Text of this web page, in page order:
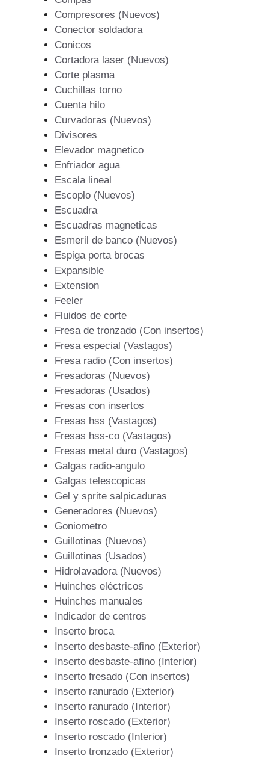
Compresores (Nuevos)
Conector soldadora
Conicos
Cortadora laser (Nuevos)
Corte plasma
Cuchillas torno
Cuenta hilo
Curvadoras (Nuevos)
Divisores
Elevador magnetico
Enfriador agua
Escala lineal
Escoplo (Nuevos)
Escuadra
Escuadras magneticas
Esmeril de banco (Nuevos)
Espiga porta brocas
Expansible
Extension
Feeler
Fluidos de corte
Fresa de tronzado (Con insertos)
Fresa especial (Vastagos)
Fresa radio (Con insertos)
Fresadoras (Nuevos)
Fresadoras (Usados)
Fresas con insertos
Fresas hss (Vastagos)
Fresas hss-co (Vastagos)
Fresas metal duro (Vastagos)
Galgas radio-angulo
Galgas telescopicas
Gel y sprite salpicaduras
Generadores (Nuevos)
Goniometro
Guillotinas (Nuevos)
Guillotinas (Usados)
Hidrolavadora (Nuevos)
Huinches eléctricos
Huinches manuales
Indicador de centros
Inserto broca
Inserto desbaste-afino (Exterior)
Inserto desbaste-afino (Interior)
Inserto fresado (Con insertos)
Inserto ranurado (Exterior)
Inserto ranurado (Interior)
Inserto roscado (Exterior)
Inserto roscado (Interior)
Inserto tronzado (Exterior)